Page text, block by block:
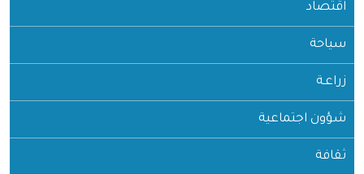
اقتصاد
سياحة
زراعـة
شؤون اجتماعية
ثقافة